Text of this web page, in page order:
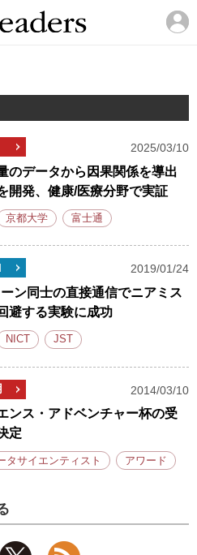
2025/03/10
のデータから因果関係を導出
開発、健康/医療分野で実証
京都大学 富士通
2019/01/24
ン同士の直接通信でニアミス
避する実験に成功
NICT JST
2014/03/10
ンス・アドベンチャー杯の受
定
タサイエンティスト アワード